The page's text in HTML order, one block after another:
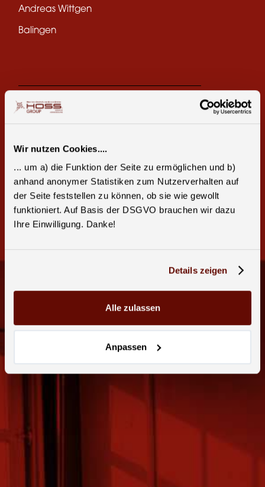
Wir nutzen Cookies....
... um a) die Funktion der Seite zu ermöglichen und b)
anhand anonymer Statistiken zum Nutzerverhalten auf
der Seite feststellen zu können, ob sie wie gewollt
funktioniert. Auf Basis der DSGVO brauchen wir dazu
Ihre Einwilligung. Danke!
Details zeigen
Alle zulassen
Anpassen
Andreas Wittgen
Balingen
Facebook